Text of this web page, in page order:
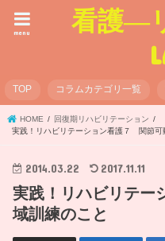
看護―
menu
TOP コラムカテゴリ一覧
HOME
回復期リハビリテーション
実践！リハビリテーション看護７ 関節可
2014.03.22 2017.11.11
実践！リハビリテ
域訓練のこと